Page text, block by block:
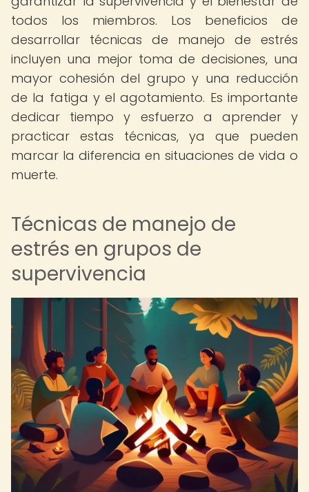
todos los miembros. Los beneficios de
desarrollar técnicas de manejo de estrés
incluyen una mejor toma de decisiones, una
mayor cohesión del grupo y una reducción
de la fatiga y el agotamiento. Es importante
dedicar tiempo y esfuerzo a aprender y
practicar estas técnicas, ya que pueden
marcar la diferencia en situaciones de vida o
muerte.
Técnicas de manejo de
estrés en grupos de
supervivencia